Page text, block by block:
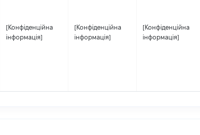
[Конфіденційна
інформація]
[Конфіденційна
інформація]
[Конфіденційна
інформація]